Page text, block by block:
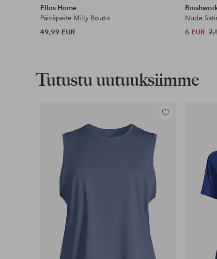
Ellos Home
Päiväpeite Milly Boutis
49,99 EUR
Nude
6 EUR
Tutustu uutuuksiimme
Lisää